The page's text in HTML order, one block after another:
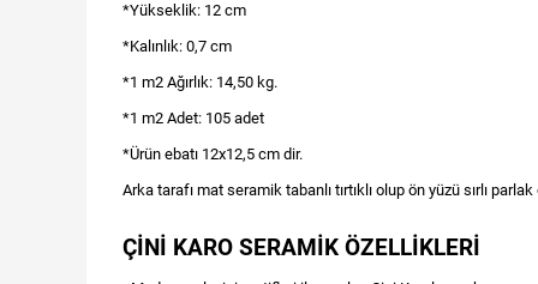
*Yükseklik: 12 cm
*Kalınlık: 0,7 cm
*1 m2 Ağırlık: 14,50 kg.
*1 m2 Adet: 105 adet
*Ürün ebatı 12x12,5 cm dir.
Arka tarafı mat seramik tabanlı tırtıklı olup ön yüzü sırlı parlak
ÇİNİ KARO SERAMİK ÖZELLİKLERİ